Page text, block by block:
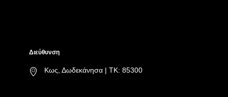
Διεύθυνση
Κως, Δωδεκάνησα | ΤΚ: 85300